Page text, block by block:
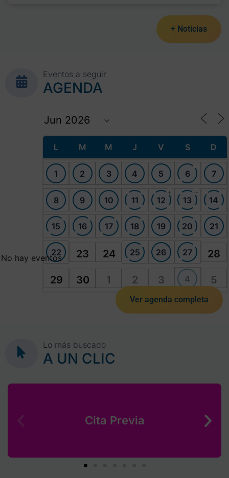
+ Noticias
Eventos a seguir
AGENDA
L M M J V S D
1 2 3 4 5 6 7
8 9 10 11 12
+
13
+
14
15 16 17 18 19 20 21
22 23 24 25 26 27 28
29 30 1 2 3 4 5
No hay eventos
Ver agenda completa
Lo más buscado
A UN CLIC
Cita Previa